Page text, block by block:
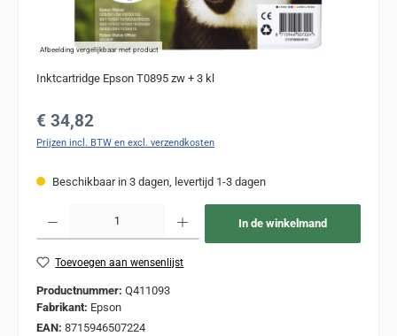
Afbeelding vergelijkbaar met product
Inktcartridge Epson T0895 zw + 3 kl
Normale prijs:
€ 34,82
Prijzen incl. BTW en excl. verzendkosten
Beschikbaar in 3 dagen, levertijd 1-3 dagen
In de winkelmand
Toevoegen aan wensenlijst
Productnummer: Q411093
Fabrikant: Epson
EAN: 8715946507224